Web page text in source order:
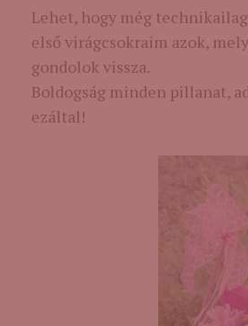
Lehet, hogy még
első virágcsokraim azok,
gondolok vissza.
Boldogság minden pillanat,
ezáltal!